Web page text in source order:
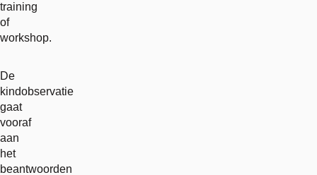
training
of
workshop.
De
kindobservatie
gaat
vooraf
aan
het
beantwoorden